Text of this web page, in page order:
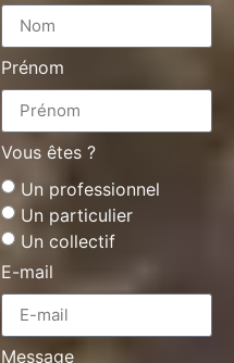
Prénom
Vous êtes ?
Un professionnel
Un particulier
Un collectif
E-mail
Message